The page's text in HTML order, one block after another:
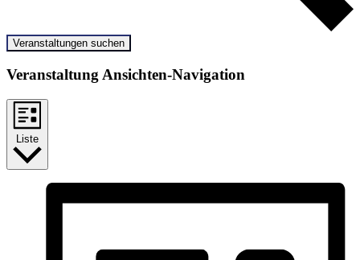
Veranstaltungen suchen
Veranstaltung Ansichten-Navigation
Liste